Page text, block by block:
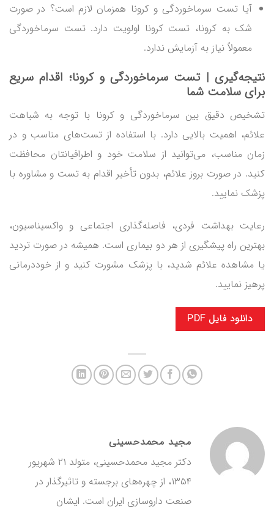
آیا تست سرماخوردگی و کرونا همزمان لازم است؟ در صورت
شک به کرونا، تست کرونا اولویت دارد. تست سرماخوردگی
معمولاً نیاز به آزمایش ندارد.
نتیجه‌گیری |تست سرماخوردگی و کرونا؛ اقدام سریع
برای سلامت شما
تشخیص دقیق بین سرماخوردگی و کرونا با توجه به شباهت
علائم، اهمیت بالایی دارد. با استفاده از تست‌های مناسب و در
زمان مناسب، می‌توانید از سلامت خود و اطرافیانتان محافظت
کنید. در صورت بروز علائم، بدون تأخیر اقدام به تست و مشاوره با
پزشک نمایید.
رعایت بهداشت فردی، فاصله‌گذاری اجتماعی و واکسیناسیون،
بهترین راه پیشگیری از هر دو بیماری است. همیشه در صورت تردید
یا مشاهده علائم شدید، با پزشک مشورت کنید و از خوددرمانی
پرهیز نمایید.
دانلود فایل PDF
مجید محمدحسینی
دکتر مجید محمدحسینی، متولد ۲۱ شهریور
۱۳۵۴، از چهره‌های برجسته و تاثیرگذار در
صنعت داروسازی ایران است. ایشان